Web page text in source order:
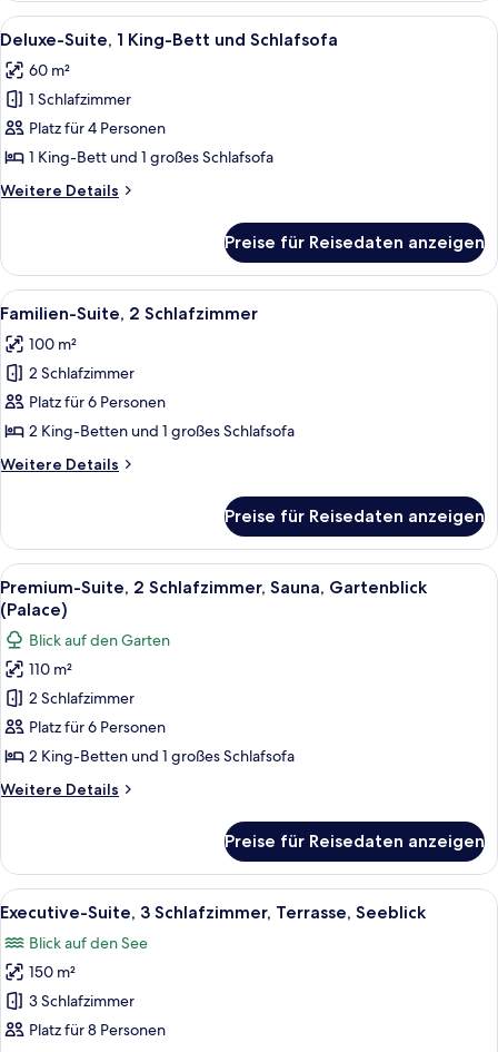
2 Schlafzimmer,
Seeblick
Alle
Fotos
für
Deluxe-
Suite,
1 King-
Bett
und
anzeigen
Ein Balkon mit Tisch und Stühlen
14
Deluxe-Suite, 1 King-Bett und Schlafsofa
60 m²
1 Schlafzimmer
Platz für 4 Personen
1 King-Bett und 1 großes Schlafsofa
Weitere Details
Weitere
Suite,
1 King-
Bett
Schlafsofa
Preise für Reisedaten anzeigen
Alle
Fotos
für
Familien-
Suite,
2 Schlafzimmer
anzeigen
Ein Wohnzimmer mit einer Couch,
6
Familien-Suite, 2 Schlafzimmer
100 m²
2 Schlafzimmer
Platz für 6 Personen
2 King-Betten und 1 großes Schlafsofa
Weitere Details
Weitere
Suite,
2 Schlafzimmer
Preise für Reisedaten anzeigen
Alle
Fotos
für
Premium-
Suite,
2 Schlafzimmer,
Sauna,
Gartenblick
(Palace)
anzeigen
Eine moderne Küche mit
15
Premium-Suite, 2 Schlafzimmer, Sauna, Gartenblick
(Palace)
Blick auf den Garten
110 m²
2 Schlafzimmer
Platz für 6 Personen
2 King-Betten und 1 großes Schlafsofa
Weitere Details
Weitere
Suite,
2 Schlafzimmer,
Sauna,
(Palace)
Preise für Reisedaten anzeigen
Alle
Fotos
für
Executive-
Suite,
3 Schlafzimmer,
Eine Dachterrasse mit einem
18
Executive-Suite, 3 Schlafzimmer, Terrasse, Seeblick
Blick auf den See
150 m²
3 Schlafzimmer
Platz für 8 Personen